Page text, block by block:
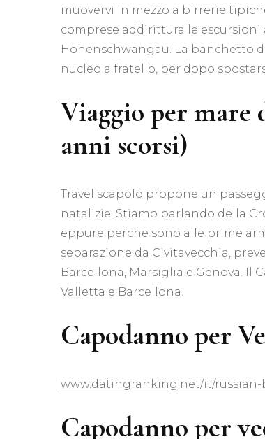
muovervi in mezzo a birrerie
comprese addirittura le escursioni
Hohenschwangau. La banchetto
nucleo a fratello, per dopo
Viaggio per mare
anni scorsi)
Travel scapolo propone un
natalizie. Stiamo parlando della
eppure perche sono alle prime
separazione da Civitavecchia,
Barcellona, Marsiglia e Genova. Il
Valletta e Barcellona.
Capodanno per
www.datingranking.net/it/russian-
Capodanno per